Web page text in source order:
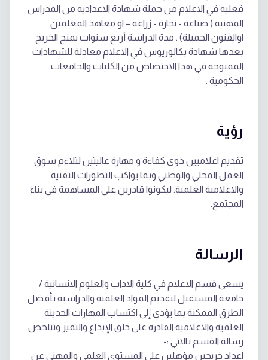
فعليه في الاعلام من حملة شهادة الاعداديه من المدراس
المهنيه ( صناعة - تجارة - زراعة – او معاهد المعلمين
اوالفنون الجميلة) . مدة الدراسة أربع سنوات يمنح الخريج
بعدها شهادة بكالوريوس في الاعلام معادلة للشهادات
الممنوحة في هذا الاختصاص من الكليات والجامعات
الحكومية .
رؤية
تقديم اعلاميين ذوي كفاءة و مهارة عاليتين لتلاءم سوق
العمل المحلي والوطني وبما يواكب التطورات التقنية
والاعلامية العلمية. ليكونوا قادرين على المساهمة في بناء
المجتمع.
الرسالة
يسعى قسم الاعلام في كلية الاداب والعلوم الانسانية /
جامعة المستقبل لتقديم المواد العلمية والدراسية بأفضل
الطرق الممكنة بما يؤدي إلى اكتساب المهارات الحديثة
العلمية والاعلامية القادرة على خلق الإبداع والتميز وتتلخص
رسالة القسم بالاتي :-
اعداد خريجين مؤهلين على المستوى العلمي والمهني عن